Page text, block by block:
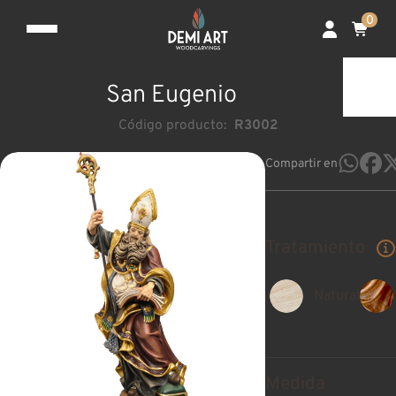
0
San Eugenio
Código producto: R3002
Compartir en